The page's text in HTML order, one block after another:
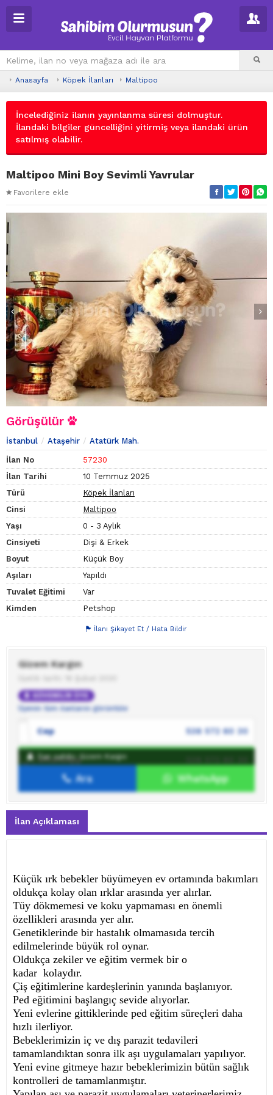
Anasayfa Köpek İlanları Maltipoo
İncelediğiniz ilanın yayınlanma süresi dolmuştur.
İlandaki bilgiler güncelliğini yitirmiş veya ilandaki ürün
satılmış olabilir.
Maltipoo Mini Boy Sevimli Yavrular
Favorilere ekle
Görüşülür
İstanbul Ataşehir Atatürk Mah.
İlan No
57230
İlan Tarihi
10 Temmuz 2025
Türü
Köpek İlanları
Cinsi
Maltipoo
Yaşı
0 - 3 Aylık
Cinsiyeti
Dişi & Erkek
Boyut
Küçük Boy
Aşıları
Yapıldı
Tuvalet Eğitimi
Var
Kimden
Petshop
İlanı Şikayet Et / Hata Bildir
Gizem Kargın
Üyenin tüm ilanlarını görüntüle
Cep 538 572 60 30
WhatsApp
İlan sahibine mesaj gönder
İlan sahibi: Gizem Kargın
Ara WhatsApp
İlan Açıklaması
Küçük ırk bebekler büyümeyen ev ortamında bakımları
oldukça kolay olan ırklar arasında yer alırlar.
Tüy dökmemesi ve koku yapmaması en önemli
özellikleri arasında yer alır.
Genetiklerinde bir hastalık olmamasıda tercih
edilmelerinde büyük rol oynar.
Oldukça zekiler ve eğitim vermek bir o
kadar kolaydır.
Çiş eğitimlerine kardeşlerinin yanında başlanıyor.
Ped eğitimini başlangıç sevide alıyorlar.
Yeni evlerine gittiklerinde ped eğitim süreçleri daha
hızlı ilerliyor.
Bebeklerimizin iç ve dış parazit tedavileri
tamamlandıktan sonra ilk aşı uygulamaları yapılıyor.
Yeni evine gitmeye hazır bebeklerimizin bütün sağlık
kontrolleri de tamamlanmıştır.